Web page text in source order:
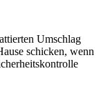
Umschlag
schicken, wenn